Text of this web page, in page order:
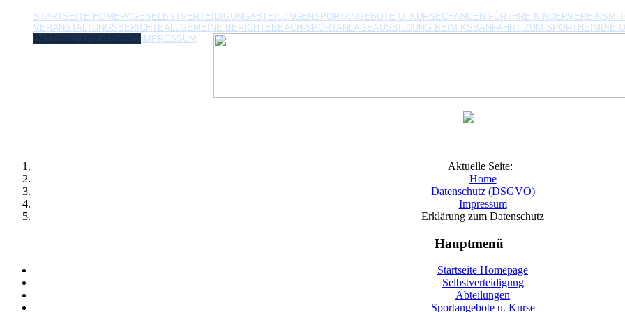
STARTSEITE HOMEPAGESELBSTVERTEIDIGUNGABTEILUNGEN SPORTANGEBOTE U. KURSECHANCEN FÜR IHRE KINDER
VERANSTALTUNGSBERICHTEALLGEMEINE BERICHTE BEACH-SPORTANLAGEAUSBILDUNG BEIM KSBANFAHRT ZUM SPORTHEIM DIE
IMPRESSUM
Aktuelle Seite:
Home
Datenschutz (DSGVO)
Impressum
Erklärung zum Datenschutz
Hauptmenü
Startseite Homepage
Selbstverteidigung
Abteilungen
Sportangebote u. Kurse